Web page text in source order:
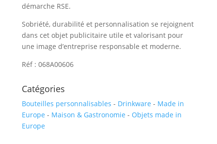
démarche RSE.
Sobriété, durabilité et personnalisation se rejoignent
dans cet objet publicitaire utile et valorisant pour
une image d’entreprise responsable et moderne.
Réf : 068A00606
Catégories
Bouteilles personnalisables - Drinkware - Made in
Europe - Maison & Gastronomie - Objets made in
Europe